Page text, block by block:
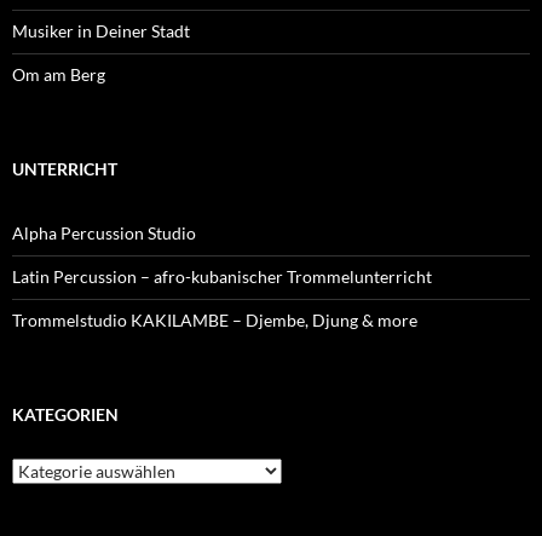
Musiker in Deiner Stadt
Om am Berg
UNTERRICHT
Alpha Percussion Studio
Latin Percussion – afro-kubanischer Trommelunterricht
Trommelstudio KAKILAMBE – Djembe, Djung & more
KATEGORIEN
Kategorien